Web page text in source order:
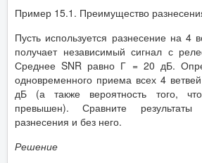
Пример 15.1. Преимущество
Пусть используется разнесение на 4
получает независимый сигнал с
Среднее SNR равно Г = 20 дБ.
одновременного приема всех 4
дБ (а также вероятность того,
превышен). Сравните результаты
разнесения и без него.
Решение